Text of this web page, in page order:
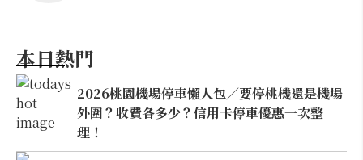
本日熱門
2026桃園機場停車懶人包／要停桃機還是機場
外圍？收費各多少？信用卡停車優惠一次整
理！